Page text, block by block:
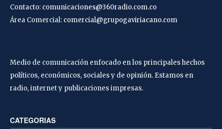
Contacto: comunicaciones@360radio.com.co
Área Comercial: comercial@grupogaviriacano.com
Medio de comunicación enfocado en los principales hechos
políticos, económicos, sociales y de opinión. Estamos en
radio, internet y publicaciones impresas.
CATEGORIAS